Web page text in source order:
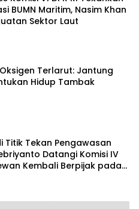
BUMN Maritim, Nasim Khan
Sektor Laut
Terlarut: Jantung
Hidup Tambak
Titik Tekan Pengawasan
Datangi Komisi IV
Kembali Berpijak pada
Negara